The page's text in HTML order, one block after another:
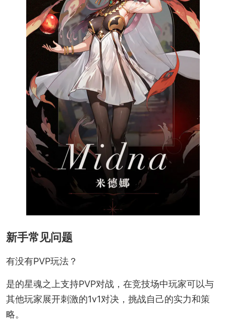
新手常见问题
有没有PVP玩法？
是的星魂之上支持PVP对战，在竞技场中玩家可以与
其他玩家展开刺激的1v1对决，挑战自己的实力和策
略。